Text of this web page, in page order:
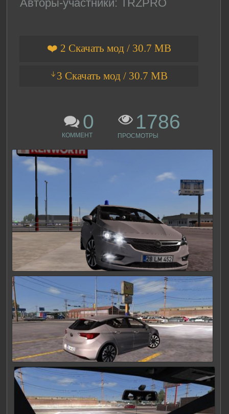
Авторы-участники: TRZPRO
❤️ 2 Скачать мод / 30.7 MB
ᛎ3 Скачать мод / 30.7 MB
0
КОММЕНТ
1786
ПРОСМОТРЫ